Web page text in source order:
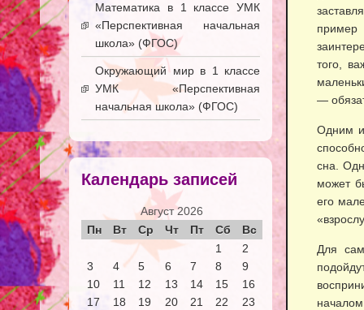
того,
—
Одним
сна.
может
его
Для
Математика в 1 классе УМК
«Перспективная начальная
школа» (ФГОС)
Окружающий мир в 1 классе
УМК «Перспективная
начальная школа» (ФГОС)
Календарь записей
Август 2026
Пн
Вт Ср Чт Пт Сб
Вс
1
2
3
4 5 6 7 8
9
10
11 12 13 14 15
16
17
18 19 20 21 22
23